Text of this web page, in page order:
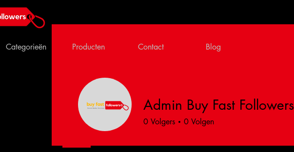
Categorieën Producten Contact Blog
Admin Buy Fast Followers
0 Volgers 0 Volgen